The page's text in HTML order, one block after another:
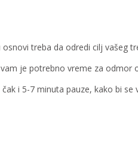
treba da odredi cilj vašeg
je potrebno vreme za odmor
i 5-7 minuta pauze, kako bi se